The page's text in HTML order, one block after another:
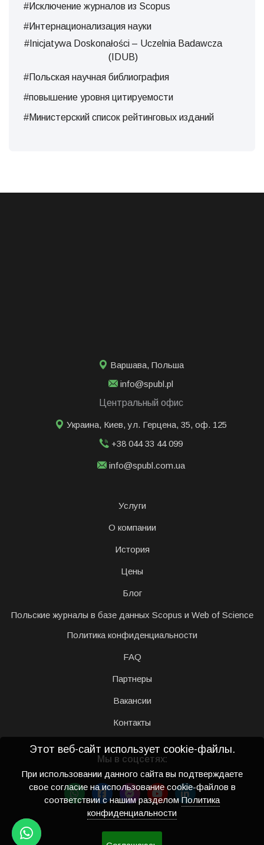
#Исключение журналов из Scopus
#Интернационализация науки
#Inicjatywa Doskonałości – Uczelnia Badawcza
(IDUB)
#Польская научная библиография
#повышение уровня цитируемости
#Министерский список рейтинговых изданий
Варшава, Польша
info@spubl.pl
Центральный офис
Украина, Киев, ул. Герцена, 35, оф. 125
+38 044 33 44 099
info@spubl.com.ua
Услуги
О компании
История
Цены
Блог
Польские журналы в базе данных Scopus и Web of Science
Политика конфиденциальности
FAQ
Партнеры
Вакансии
Контакты
Мы в соцсетях:
Этот веб-сайт использует cookie-файлы.
При использовании данного сайта вы подтверждаете
свое согласие на использование cookie-файлов в
соответствии с нашим разделомПолитика
конфиденциальности